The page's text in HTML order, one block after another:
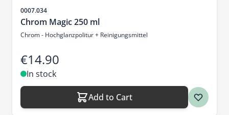
Sku
0007.034
Chrom Magic 250 ml
Chrom - Hochglanzpolitur + Reinigungsmittel
€14.90
In stock
Add to Cart